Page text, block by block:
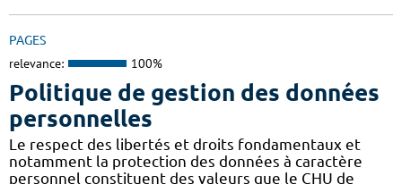
PAGES
relevance: 100%
Politique de gestion des données
personnelles
Le respect des libertés et droits fondamentaux et
notamment la protection des données à caractère
personnel constituent des valeurs que le CHU de